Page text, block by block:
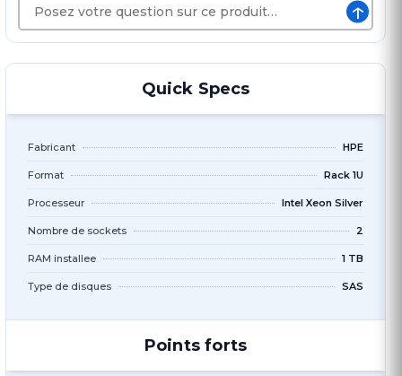
↑
Quick Specs
Fabricant HPE
Format Rack 1U
Processeur Intel Xeon Silver
Nombre de sockets 2
RAM installee 1 TB
Type de disques SAS
Points forts